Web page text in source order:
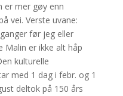
er mer gøy enn
vei. Verste uvane:
før jeg eller
Malin er ikke alt håp
kulturelle
med 1 dag i febr. og 1
deltok på 150 års